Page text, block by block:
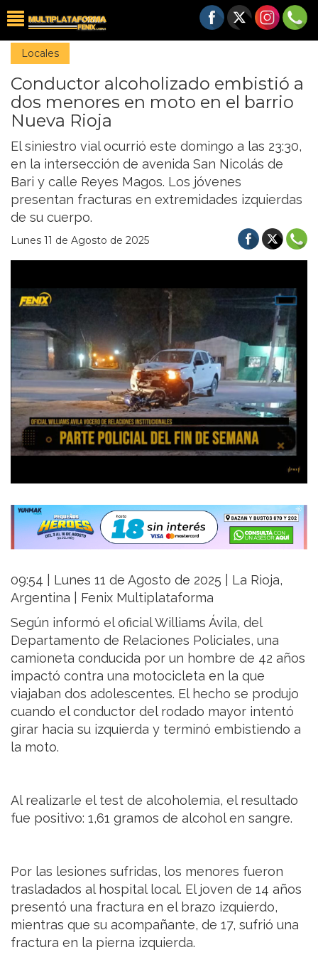
Locales
Conductor alcoholizado embistió a
dos menores en moto en el barrio
Nueva Rioja
El siniestro vial ocurrió este domingo a las 23:30,
en la intersección de avenida San Nicolás de
Bari y calle Reyes Magos. Los jóvenes
presentan fracturas en extremidades izquierdas
de su cuerpo.
Lunes 11 de Agosto de 2025
09:54 | Lunes 11 de Agosto de 2025 | La Rioja,
Argentina | Fenix Multiplataforma
Según informó el oficial Williams Ávila, del
Departamento de Relaciones Policiales, una
camioneta conducida por un hombre de 42 años
impactó contra una motocicleta en la que
viajaban dos adolescentes. El hecho se produjo
cuando el conductor del rodado mayor intentó
girar hacia su izquierda y terminó embistiendo a
la moto.
Al realizarle el test de alcoholemia, el resultado
fue positivo: 1,61 gramos de alcohol en sangre.
Por las lesiones sufridas, los menores fueron
trasladados al hospital local. El joven de 14 años
presentó una fractura en el brazo izquierdo,
mientras que su acompañante, de 17, sufrió una
fractura en la pierna izquierda.